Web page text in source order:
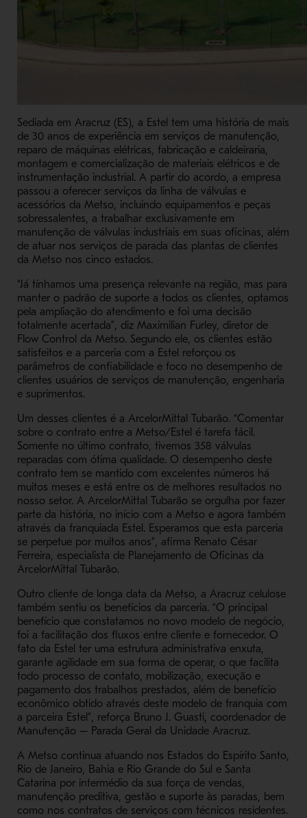
Sediada em Aracruz (ES), a Estel tem uma história de mais
de 30 anos de experiência em serviços de manutenção,
reparo de máquinas elétricas, fabricação e caldeiraria,
montagem e comercialização de materiais elétricos e de
instrumentação industrial. A partir do acordo, a empresa
passou a oferecer serviços da linha de válvulas e
acessórios da Metso, incluindo equipamentos e peças
sobressalentes, a trabalhar exclusivamente em
manutenção de válvulas industriais em suas oficinas, além
de atuar nos serviços de parada das plantas de clientes
da Metso nos cinco estados.
“Já tínhamos uma presença relevante na região, mas para
manter o padrão de suporte a todos os clientes, optamos
pela ampliação do atendimento e foi uma decisão
totalmente acertada”, diz Maximilian Furley, diretor de
Flow Control da Metso. Segundo ele, os clientes estão
satisfeitos e a parceria com a Estel reforçou os
parâmetros de confiabilidade e foco no desempenho de
clientes usuários de serviços de manutenção, engenharia
e suprimentos.
Um desses clientes é a ArcelorMittal Tubarão. “Comentar
sobre o contrato entre a Metso/Estel é tarefa fácil.
Somente no último contrato, tivemos 358 válvulas
reparadas com ótima qualidade. O desempenho deste
contrato tem se mantido com excelentes números há
muitos meses e está entre os de melhores resultados no
nosso setor. A ArcelorMittal Tubarão se orgulha por fazer
parte da história, no início com a Metso e agora também
através da franquiada Estel. Esperamos que esta parceria
se perpetue por muitos anos”, afirma Renato César
Ferreira, especialista de Planejamento de Oficinas da
ArcelorMittal Tubarão.
Outro cliente de longa data da Metso, a Aracruz celulose
também sentiu os benefícios da parceria. “O principal
benefício que constatamos no novo modelo de negócio,
foi a facilitação dos fluxos entre cliente e fornecedor. O
fato da Estel ter uma estrutura administrativa enxuta,
garante agilidade em sua forma de operar, o que facilita
todo processo de contato, mobilização, execução e
pagamento dos trabalhos prestados, além de benefício
econômico obtido através deste modelo de franquia com
a parceira Estel”, reforça Bruno J. Guasti, coordenador de
Manutenção – Parada Geral da Unidade Aracruz.
A Metso continua atuando nos Estados do Espírito Santo,
Rio de Janeiro, Bahia e Rio Grande do Sul e Santa
Catarina por intermédio da sua força de vendas,
manutenção preditiva, gestão e suporte às paradas, bem
como nos contratos de serviços com técnicos residentes.